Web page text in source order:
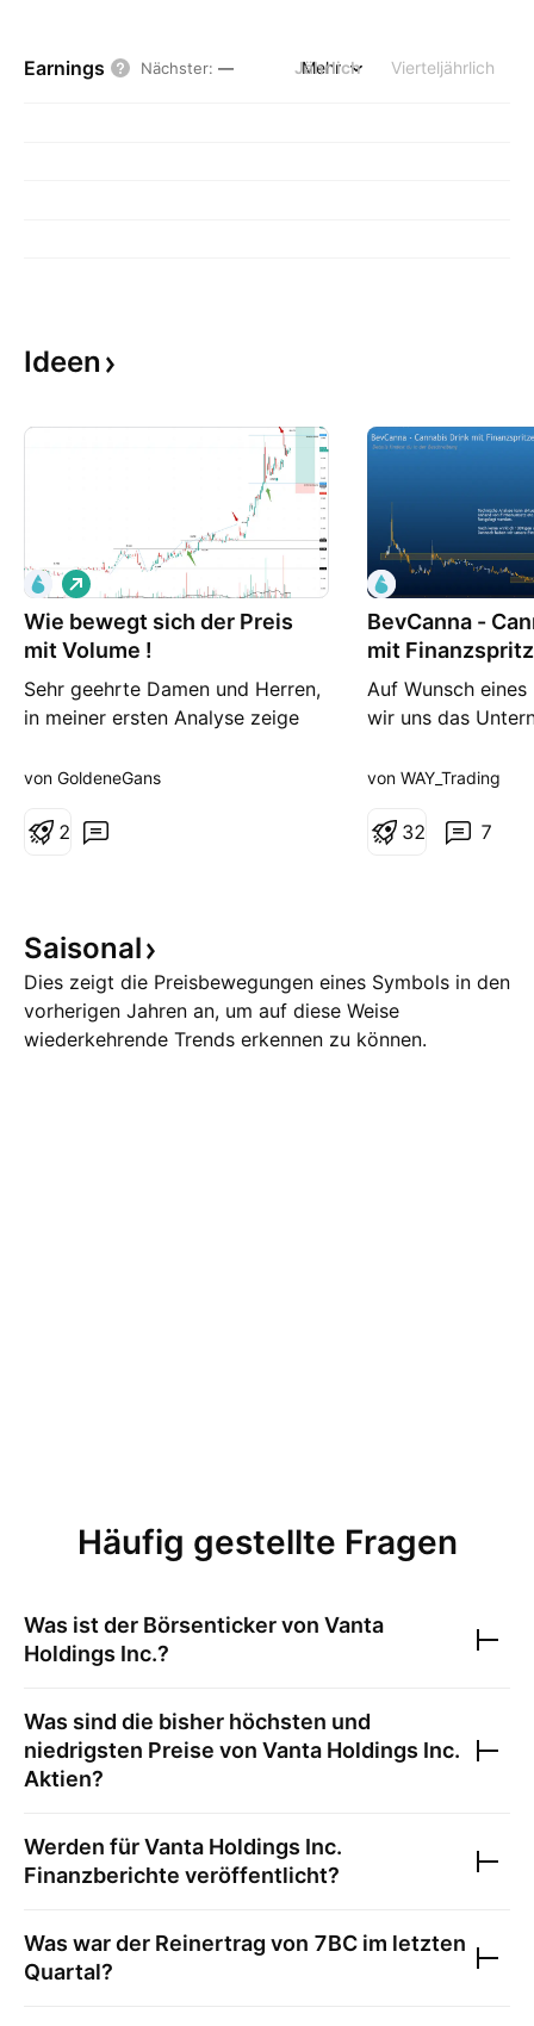
Earnings Nächster: — Jährlich Vierteljährlich
Mehr
Ideen
Wie bewegt sich der Preis
mit Volume !
Sehr geehrte Damen und Herren,
in meiner ersten Analyse zeige
und wie sich aus
Widerstandszonen bilden. Alles
großes Interesse an diesem
Papier vorhand
L
o
n
g
von GoldeneGans
2
BevCanna -
mit
Zukunft!
Auf Wunsch eines
wir uns das
Unterstützung in
etwas kann man
Möglichkeiten zu
von WAY_Trading
7
32
Saisonal
Dies zeigt die Preisbewegungen eines Symbols in den
vorherigen Jahren an, um auf diese Weise
wiederkehrende Trends erkennen zu können.
Häufig gestellte Fragen
Was ist der Börsenticker von Vanta
Holdings Inc.?
Was sind die bisher höchsten und
niedrigsten Preise von Vanta Holdings Inc.
Aktien?
Werden fürVanta Holdings Inc.
Finanzberichte veröffentlicht?
Was war der Reinertrag von 7BC im letzten
Quartal?